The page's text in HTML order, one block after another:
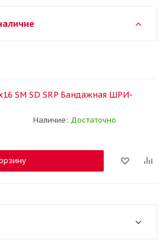
SM SD SRP Бандажная ШРИ-
Наличие: Достаточно